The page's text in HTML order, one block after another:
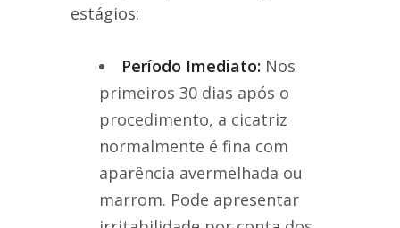
estágios:
Período Imediato: Nos
primeiros 30 dias após o
procedimento, a cicatriz
normalmente é fina com
aparência avermelhada ou
marrom. Pode apresentar